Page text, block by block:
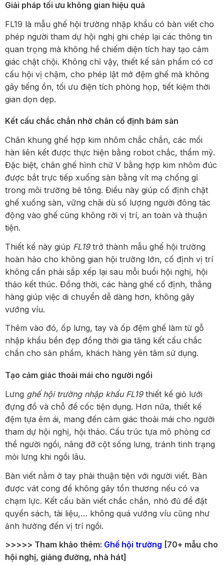
Giải pháp tối ưu không gian hiệu quả
FL19 là mẫu ghế hội trường nhập khẩu có bàn viết cho
phép người tham dự hội nghị ghi chép lại các thông tin
quan trọng mà không hề chiếm diện tích hay tạo cảm
giác chật chội. Không chỉ vậy, thiết kế sản phẩm có cơ
cấu hội vị chậm, cho phép lật mở đệm ghế mà không
gây tiếng ồn, tối ưu điện tích phòng họp, tiết kiệm thời
gian dọn dẹp.
Kết cấu chắc chắn nhờ chân cố định bám sàn
Chân khung ghế hợp kim nhôm chắc chắn, các mối
hàn liên kết được thực hiện bằng robot chắc, thẩm mỹ.
Đặc biệt, chân ghế hình chữ V bằng hợp kim nhôm đúc
được bắt trực tiếp xuống sàn bằng vít mạ chống gỉ
trong môi trường bê tông. Điều này giúp cố định chặt
ghế xuống sàn, vững chãi dù số lượng người đông tác
động vào ghế cũng không rời vị trí, an toàn và thuận
tiện.
Thiết kế này giúp FL19trở thành mẫu ghế hội trường
hoàn hảo cho không gian hội trường lớn, cố định vị trí
không cần phải sắp xếp lại sau mỗi buổi hội nghị, hội
thảo kết thúc. Đồng thời, các hàng ghế cố định, thẳng
hàng giúp việc di chuyển dễ dàng hơn, không gây
vướng víu.
Thêm vào đó, ốp lưng, tay và ốp đệm ghế làm từ gỗ
nhập khẩu bền đẹp đồng thời gia tăng kết cấu chắc
chắn cho sản phẩm, khách hàng yên tâm sử dụng.
Tạo cảm giác thoải mái cho người ngồi
Lưng ghế hội trường nhập khẩu FL19thiết kế giỏ lưới
đựng đồ và chỗ để cốc tiện dụng. Hơn nữa, thiết kế
đệm tựa êm ái, mang đến cảm giác thoải mái cho người
tham dự hội nghị, hội thảo. Cấu trúc tựa mô phỏng cơ
thể người ngồi, nâng đỡ cột sống lưng, tránh tình trạng
mỏi lưng khi ngồi lâu.
Bàn viết nằm ở tay phải thuận tiện với người viết. Bàn
được vát cong để không gây tổn thương nếu có va
chạm lực. Kết cấu bàn viết chắc chắn, nhỏ đủ để đặt
quyển sách, tài liệu,… không quá vướng víu cũng như
ảnh hưởng đến vị trí ngồi.
>>>>> Tham khảo thêm: Ghế hội trường [70+ mẫu cho
hội nghị, giảng đường, nhà hát]